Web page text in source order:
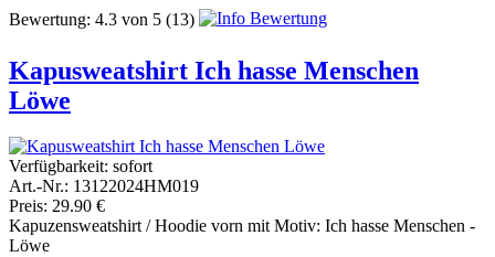
Bewertung: 4.3 von 5 (13)
Kapusweatshirt Ich hasse Menschen
Löwe
Verfügbarkeit: sofort
Art.-Nr.: 13122024HM019
Preis: 29.90 €
Kapuzensweatshirt / Hoodie vorn mit Motiv: Ich hasse Menschen -
Löwe